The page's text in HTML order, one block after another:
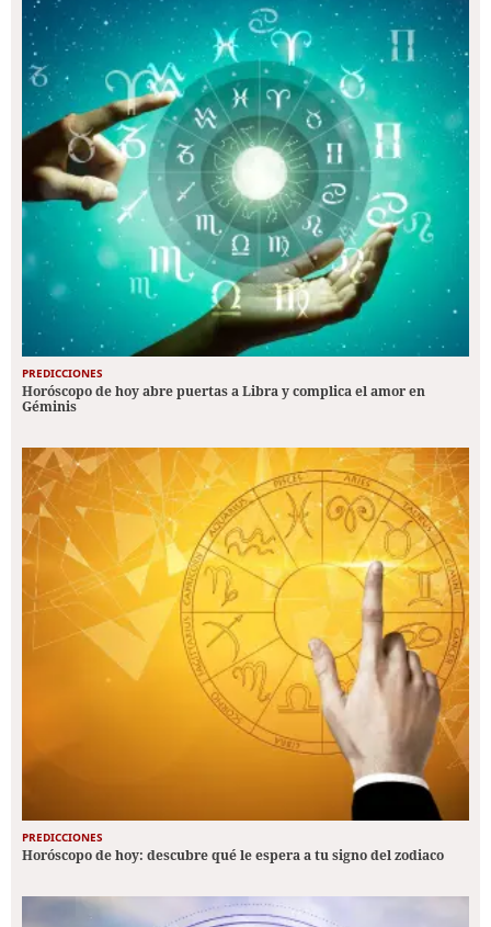
PREDICCIONES
Horóscopo de hoy abre puertas a Libra y complica el amor en
Géminis
PREDICCIONES
Horóscopo de hoy: descubre qué le espera a tu signo del zodiaco